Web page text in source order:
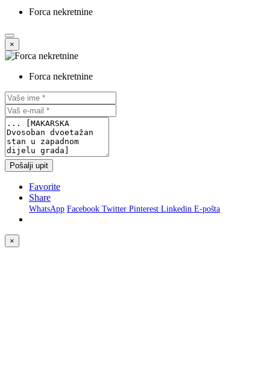
Forca nekretnine
×
Forca nekretnine
Pošalji upit
Favorite
Share
WhatsApp Facebook Twitter Pinterest Linkedin E-pošta
×